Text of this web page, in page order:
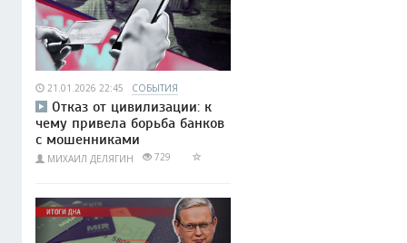
21.01.2026 22:45 СОБЫТИЯ
Отказ от цивилизации: к
чему привела борьба банков
с мошенниками
МИХАИЛ ДЕЛЯГИН 729